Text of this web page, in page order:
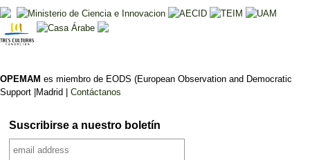
OPEMAM es miembro de EODS (European Observation and Democratic
Support |Madrid | Contáctanos
Suscribirse a nuestro boletín